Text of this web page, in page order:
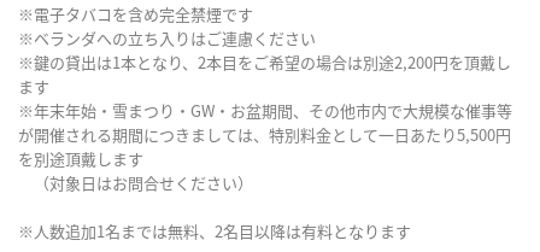
※電子タバコを含め完全禁煙です
※ベランダへの立ち入りはご連慮ください
※鍵の貸出は1本となり、2本目をご希望の場合は別途2,200円を頂戴し
ます
※年末年始・雪まつり・GW・お盆期間、その他市内で大規模な催事等
が開催される期間につきましては、特別料金として一日あたり5,500円
を別途頂戴します
（対象日はお問合せください）
※人数追加1名までは無料、2名目以降は有料となります